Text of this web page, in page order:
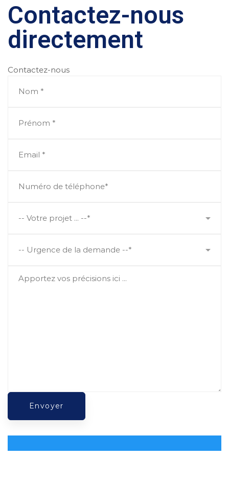
Contactez-nous
directement
Contactez-nous